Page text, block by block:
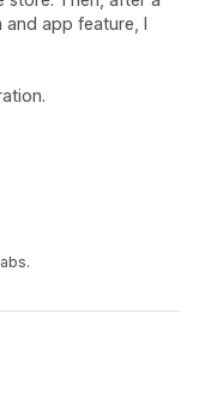
app feature, I